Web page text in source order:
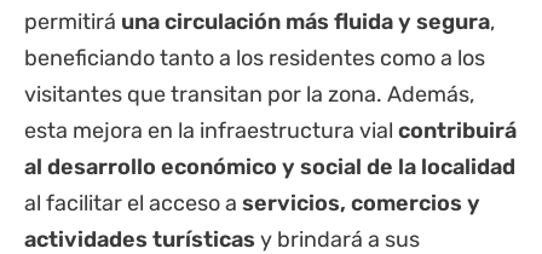
permitirá una circulación más fluida y segura,
beneficiando tanto a los residentes como a los
visitantes que transitan por la zona. Además,
esta mejora en la infraestructura vial contribuirá
al desarrollo económico y social de la localidad
al facilitar el acceso a servicios, comercios y
actividades turísticas y brindará a sus